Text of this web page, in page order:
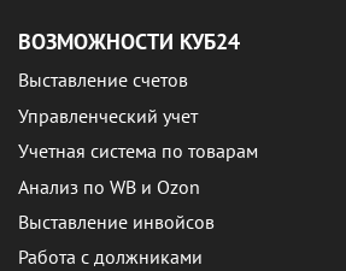
ВОЗМОЖНОСТИ КУБ24
Выставление счетов
Управленческий учет
Учетная система по товарам
Анализ по WB и Ozon
Выставление инвойсов
Работа с должниками